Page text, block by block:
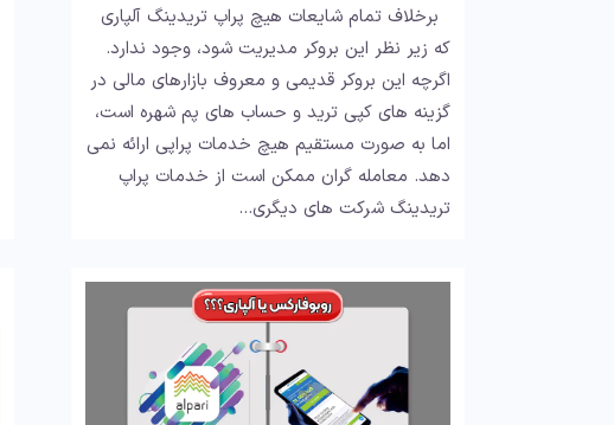
برخلاف تمام شایعات هیچ پراپ تریدینگ آلپاری
که زیر نظر این بروکر مدیریت شود، وجود ندارد.
اگرچه این بروکر قدیمی و معروف بازارهای مالی در
گزینه های کپی ترید و حساب های پم شهره است،
اما به صورت مستقیم هیچ خدمات پراپی ارائه نمی
دهد. معامله گران ممکن است از خدمات پراپ
تریدینگ شرکت های دیگری…